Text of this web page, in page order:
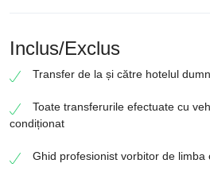
Inclus/Exclus
Transfer de la și către hotelul
Toate transferurile efectuate cu
condiționat
Ghid profesionist vorbitor de limba